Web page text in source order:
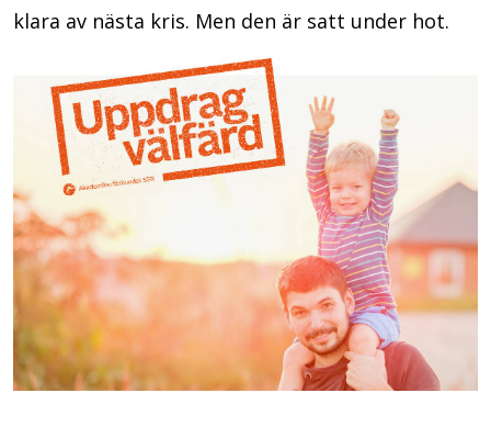
klara av nästa kris. Men den är satt under hot.